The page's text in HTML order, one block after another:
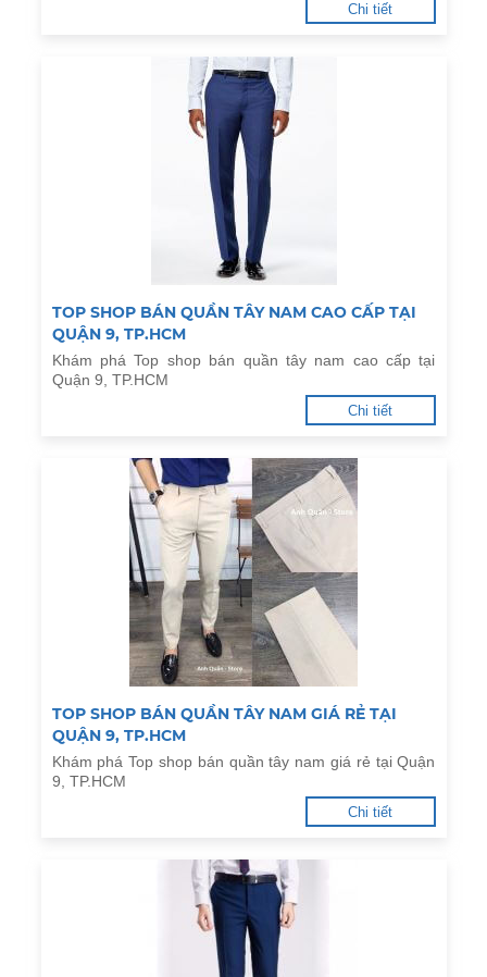
Chi tiết
TOP SHOP BÁN QUẦN TÂY NAM CAO CẤP TẠI
QUẬN 9, TP.HCM
Khám phá Top shop bán quần tây nam cao cấp tại
Quận 9, TP.HCM
Chi tiết
TOP SHOP BÁN QUẦN TÂY NAM GIÁ RẺ TẠI
QUẬN 9, TP.HCM
Khám phá Top shop bán quần tây nam giá rẻ tại Quận
9, TP.HCM
Chi tiết